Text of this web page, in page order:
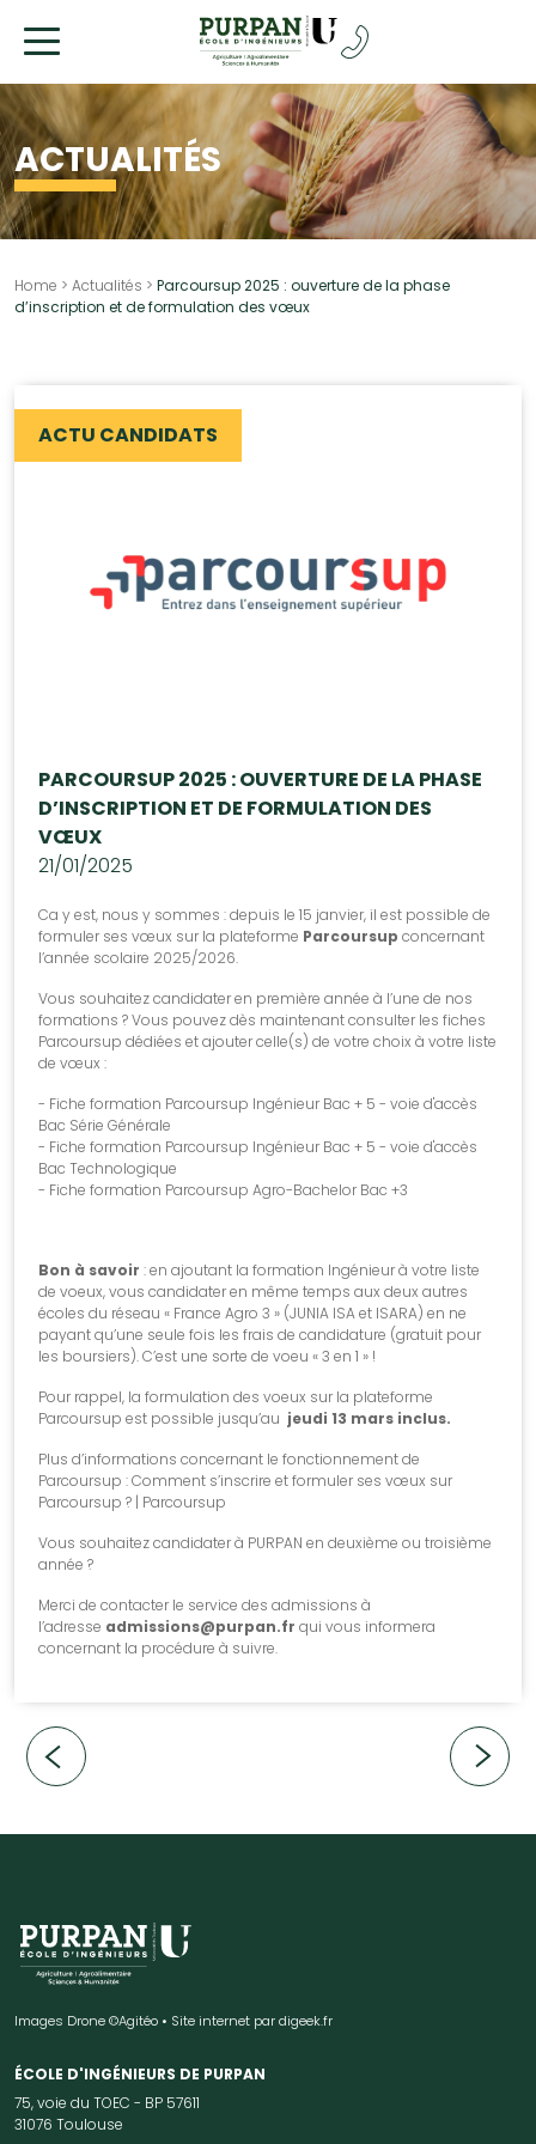
ACTUALITÉS
Home > Actualités > Parcoursup 2025 : ouverture de la phase
d’inscription et de formulation des vœux
PARCOURSUP 2025 : OUVERTURE DE LA PHASE
D’INSCRIPTION ET DE FORMULATION DES
VŒUX
21/01/2025
Ca y est, nous y sommes : depuis le 15 janvier, il est possible de
formuler ses vœux sur la plateforme Parcoursup concernant
l’année scolaire 2025/2026.
Vous souhaitez candidater en première année à l’une de nos
formations ? Vous pouvez dès maintenant consulter les fiches
Parcoursup dédiées et ajouter celle(s) de votre choix à votre liste
de vœux :
- Fiche formation Parcoursup Ingénieur Bac + 5 - voie d'accès
Bac Série Générale
- Fiche formation Parcoursup Ingénieur Bac + 5 - voie d'accès
Bac Technologique
- Fiche formation Parcoursup Agro-Bachelor Bac +3
Bon à savoir : en ajoutant la formation Ingénieur à votre liste
de voeux, vous candidater en même temps aux deux autres
écoles du réseau « France Agro 3 » (JUNIA ISA et ISARA) en ne
payant qu’une seule fois les frais de candidature (gratuit pour
les boursiers). C’est une sorte de voeu « 3 en 1 » !
Pour rappel, la formulation des voeux sur la plateforme
Parcoursup est possible jusqu’au jeudi 13 mars inclus.
Plus d’informations concernant le fonctionnement de
Parcoursup :Comment s’inscrire et formuler ses vœux sur
Parcoursup ? | Parcoursup
Vous souhaitez candidater à PURPAN en deuxième ou troisième
année ?
Merci de contacter le service des admissions à
l’adresse admissions@purpan.fr qui vous informera
concernant la procédure à suivre.
Images Drone ©Agitéo • Site internet pardigeek.fr
ÉCOLE D'INGÉNIEURS DE PURPAN
75, voie du TOEC - BP 57611
31076 Toulouse